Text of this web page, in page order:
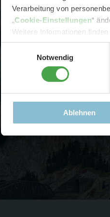
Verarbeitung von
„Cookie-Einstellungen“
Weitere Informationen
Einwilligungsauswahl
Notwendig
Ablehnen
-
-